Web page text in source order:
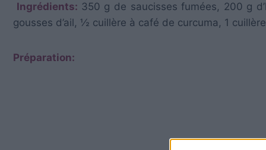
Ingrédients: 350 g de saucisses fumées, 200 g
gousses d’ail, ½ cuillère à café de curcuma, 1
Préparation: